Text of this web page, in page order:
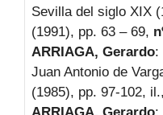
Sevilla del siglo XIX
(1991), pp. 63 – 69,
ARRIAGA, Gerardo:
Juan Antonio de
(1985), pp. 97-102, il.,